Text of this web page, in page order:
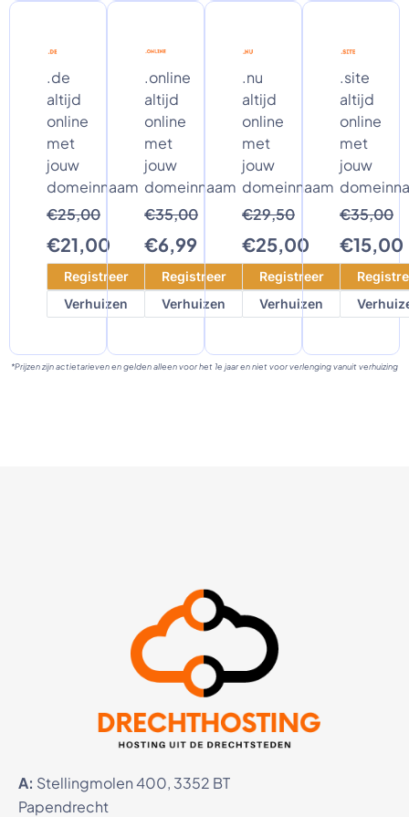
.de
altijd
online
met
jouw
domeinnaam
€25,00
€21,00
Registreer
Verhuizen
.online
altijd
online
met
jouw
domeinnaam
€35,00
€6,99
Registreer
Verhuizen
.nu
altijd
online
met
jouw
domeinnaam
€29,50
€25,00
Registreer
Verhuizen
.site
altijd
online
met
jouw
€35,00
€15,00
*Prijzen zijn actietarieven en gelden alleen voor het 1e jaar en niet voor verlenging vanuit verhuizing
A: Stellingmolen 400, 3352 BT
Papendrecht